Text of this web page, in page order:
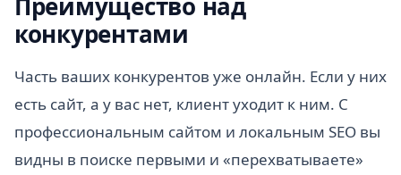
конкурентами
Часть ваших конкурентов уже онлайн. Если у них
есть сайт, а у вас нет, клиент уходит к ним. С
профессиональным сайтом и локальным SEO вы
видны в поиске первыми и «перехватываете»